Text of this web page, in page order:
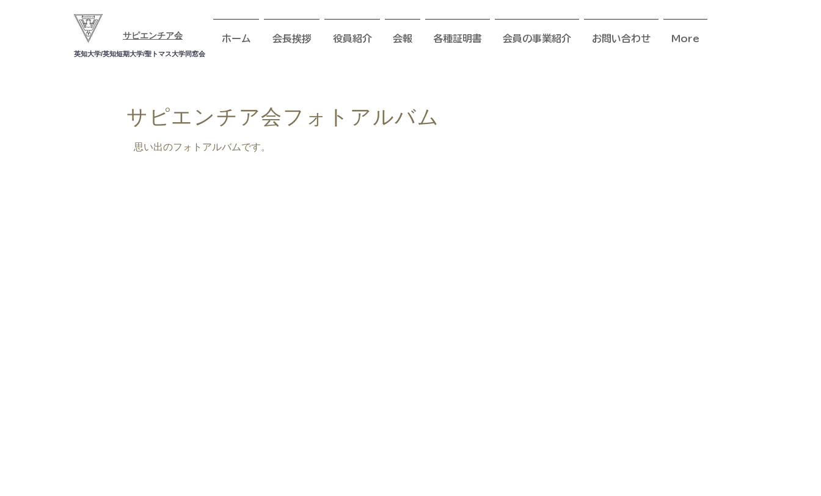
サピエンチア会 ホーム 会長挨拶 役員紹介 会報 各種証明書 会員の事業紹介 お問い合わせ More
英知大学/英知短期大学/聖トマス大学同窓会
サピエンチア会フォトアルバム
思い出のフォトアルバムです。